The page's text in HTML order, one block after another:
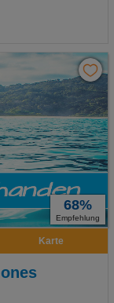
68%
Empfehlung
Karte